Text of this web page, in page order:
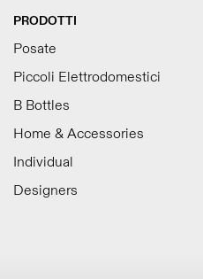
PRODOTTI
Posate
Piccoli Elettrodomestici
B Bottles
Home & Accessories
Individual
Designers